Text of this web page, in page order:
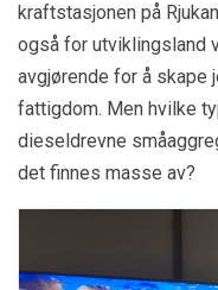
kraftstasjonen på
også for utviklingsland
avgjørende for å skape
fattigdom. Men hvilke
dieseldrevne
det finnes masse av?